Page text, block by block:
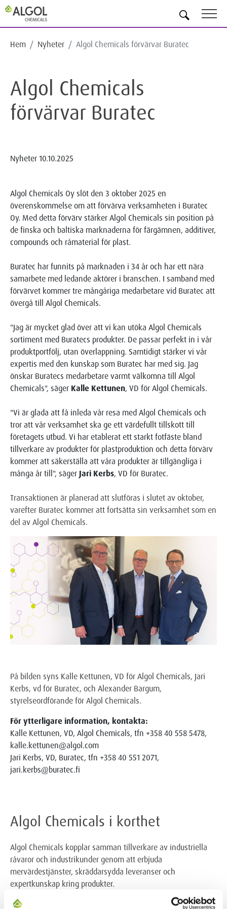
Hem Nyheter Algol Chemicals förvärvar Buratec
Algol Chemicals
förvärvar Buratec
Nyheter 10.10.2025
Algol Chemicals Oy slöt den 3 oktober 2025 en
överenskommelse om att förvärva verksamheten i Buratec
Oy. Med detta förvärv stärker Algol Chemicals sin position på
de finska och baltiska marknaderna för färgämnen, additiver,
compounds och råmaterial för plast.
Buratec har funnits på marknaden i 34 år och har ett nära
samarbete med ledande aktörer i branschen. I samband med
förvärvet kommer tre mångåriga medarbetare vid Buratec att
övergå till Algol Chemicals.
"Jag är mycket glad över att vi kan utöka Algol Chemicals
sortiment med Buratecs produkter. De passar perfekt in i vår
produktportfölj, utan överlappning. Samtidigt stärker vi vår
expertis med den kunskap som Buratec har med sig. Jag
önskar Buratecs medarbetare varmt välkomna till Algol
Chemicals", säger Kalle Kettunen, VD för Algol Chemicals.
"Vi är glada att få inleda vår resa med Algol Chemicals och
tror att vår verksamhet ska ge ett värdefullt tillskott till
företagets utbud. Vi har etablerat ett starkt fotfäste bland
tillverkare av produkter för plastproduktion och detta förvärv
kommer att säkerställa att våra produkter är tillgängliga i
många år till", säger Jari Kerbs, VD för Buratec.
Transaktionen är planerad att slutföras i slutet av oktober,
varefter Buratec kommer att fortsätta sin verksamhet som en
del av Algol Chemicals.
På bilden syns Kalle Kettunen, VD för Algol Chemicals, Jari
Kerbs, vd för Buratec, och Alexander Bargum,
styrelseordförande för Algol Chemicals.
För ytterligare information, kontakta:
Kalle Kettunen, VD, Algol Chemicals, tfn +358 40 558 5478,
kalle.kettunen@algol.com
Jari Kerbs, VD, Buratec, tfn +358 40 551 2071,
jari.kerbs@buratec.fi
Algol Chemicals i korthet
Algol Chemicals kopplar samman tillverkare av industriella
råvaror och industrikunder genom att erbjuda
mervärdestjänster, skräddarsydda leveranser och
expertkunskap kring produkter.